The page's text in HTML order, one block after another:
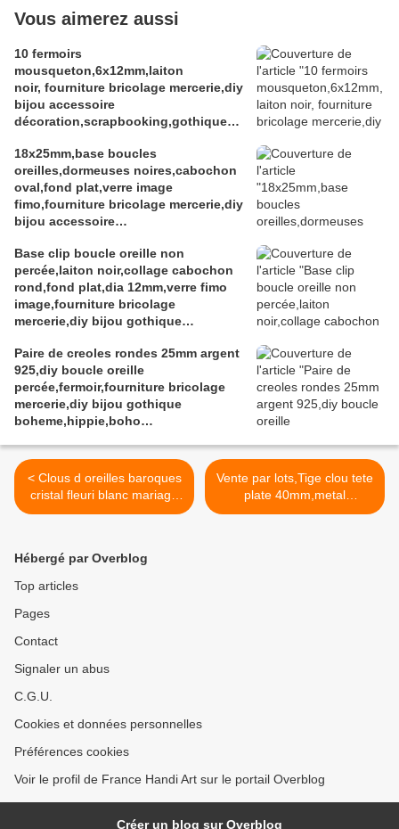
Vous aimerez aussi
10 fermoirs
mousqueton,6x12mm,laiton
noir, fourniture bricolage mercerie,diy
bijou accessoire
décoration,scrapbooking,gothique
kawaii,boheme victorien
edouardien,ateliers du fait mains
18x25mm,base boucles
oreilles,dormeuses noires,cabochon
oval,fond plat,verre image
fimo,fourniture bricolage mercerie,diy
bijou accessoire
vintage retro,baroque punk
kawaii,boheme victorien
edouardien,ateliers du fait mains,art
deco art nouveau
Base clip boucle oreille non
percée,laiton noir,collage cabochon
rond,fond plat,dia 12mm,verre fimo
image,fourniture bricolage
mercerie,diy bijou gothique
victorien,fait mains
Paire de creoles rondes 25mm argent
925,diy boucle oreille
percée,fermoir,fourniture bricolage
mercerie,diy bijou gothique
boheme,hippie,boho
< Clous d oreilles baroques
cristal fleuri blanc mariage
ceremonie avec pompom
Vente par lots,Tige clou tete
plate 40mm,metal
dore,fourniture bricolage
Hébergé par Overblog
Top articles
Pages
Contact
Signaler un abus
C.G.U.
Cookies et données personnelles
Préférences cookies
Voir le profil de France Handi Art sur le portail Overblog
Créer un blog sur Overblog